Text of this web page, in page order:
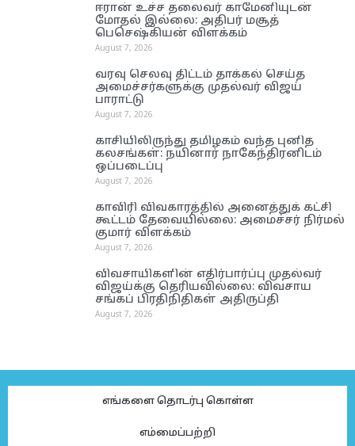
ஈரான் உச்ச தலை​வர் காமேனியுடன்
மோதல் இல்லை: அதிபர் மசூத்
பெசெஷ்கியன் விளக்கம்
August 7, 2026
வரவு செலவு திட்டம் தாக்கல் செய்த
அமைச்சர்களுக்கு முதல்வர் விஜய்
பாராட்டு
August 7, 2026
காசியிலிருந்து தமிழகம் வந்த புனித
கலசங்கள்: நயினார் நாகேந்திரனிடம்
ஒப்படைப்பு
August 7, 2026
காவிரி விவகாரத்தில் அனைத்துக் கட்சி
கூட்டம் தேவையில்லை: அமைச்சர் நிர்மல்
குமார் விளக்கம்
August 7, 2026
விவசாயிகளின் எதிர்பார்ப்பு முதல்வர்
விஜய்க்கு தெரியவில்லை: விவசாய
சங்கப் பிரதிநிதிகள் அதிருப்தி
August 7, 2026
எங்களை தொடர்பு கொள்ள
எம்மைப்பற்றி